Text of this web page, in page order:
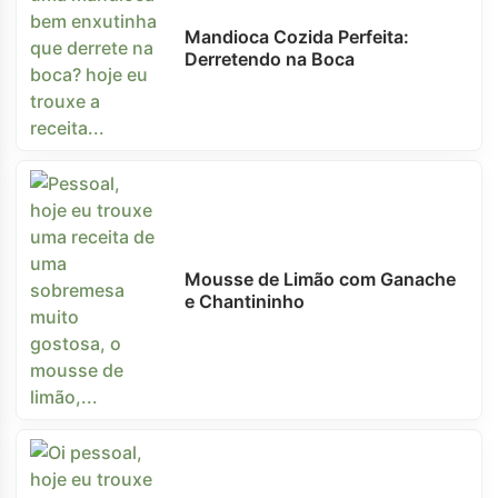
Mandioca Cozida Perfeita:
Derretendo na Boca
Mousse de Limão com Ganache
e Chantininho